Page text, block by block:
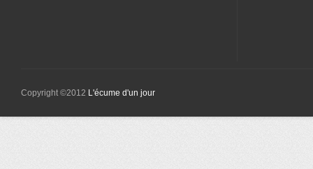
Copyright ©2012 L'écume d'un jour